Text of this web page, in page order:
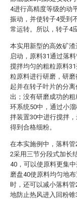
4进行高精度等级的动
振动，并使转子4受到
常运转。所以，转子4
本实用新型的高效矿
启动，原料31通过落
搅拌均匀的粗粒原料
粒原料进行研磨，研
起并在转子叶片的分
出；没有研磨成功的
环系统50中，通过小
拌装置30中进行搅拌
得到合格细粉。
在本实施例中，落料
2采用三节分段式加长
40，可以使原料更集
磨盘40使原料均匀地
时，还可以减小落料
地防止热风进入回粉锥